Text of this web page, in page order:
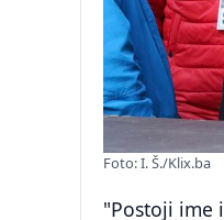
Foto: I. Š./Klix.ba
"Postoji ime